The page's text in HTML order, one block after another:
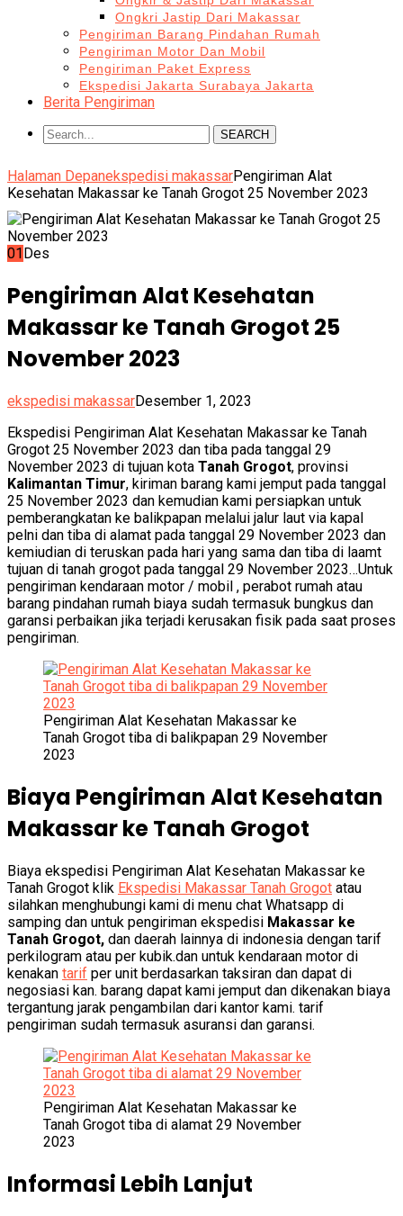
Ongkri Jastip Dari Makassar
Pengiriman Barang Pindahan Rumah
Pengiriman Motor Dan Mobil
Pengiriman Paket Express
Ekspedisi Jakarta Surabaya Jakarta
Berita Pengiriman
SEARCH
Halaman Depanekspedisi makassarPengiriman Alat
Kesehatan Makassar ke Tanah Grogot 25 November 2023
01Des
Pengiriman Alat Kesehatan
Makassar ke Tanah Grogot 25
November 2023
ekspedisi makassarDesember 1, 2023
Ekspedisi Pengiriman Alat Kesehatan Makassar ke Tanah
Grogot 25 November 2023 dan tiba pada tanggal 29
November 2023 di tujuan kota Tanah Grogot, provinsi
Kalimantan Timur, kiriman barang kami jemput pada tanggal
25 November 2023 dan kemudian kami persiapkan untuk
pemberangkatan ke balikpapan melalui jalur laut via kapal
pelni dan tiba di alamat pada tanggal 29 November 2023 dan
kemiudian di teruskan pada hari yang sama dan tiba di laamt
tujuan di tanah grogot pada tanggal 29 November 2023…Untuk
pengiriman kendaraan motor / mobil , perabot rumah atau
barang pindahan rumah biaya sudah termasuk bungkus dan
garansi perbaikan jika terjadi kerusakan fisik pada saat proses
pengiriman.
Pengiriman Alat Kesehatan Makassar ke
Tanah Grogot tiba di balikpapan 29 November
2023
Biaya Pengiriman Alat Kesehatan
Makassar ke Tanah Grogot
Biaya ekspedisi Pengiriman Alat Kesehatan Makassar ke
Tanah Grogot klik Ekspedisi Makassar Tanah Grogot atau
silahkan menghubungi kami di menu chat Whatsapp di
samping dan untuk pengiriman ekspedisi Makassar ke
Tanah Grogot, dan daerah lainnya di indonesia dengan tarif
perkilogram atau per kubik.dan untuk kendaraan motor di
kenakan tarif per unit berdasarkan taksiran dan dapat di
negosiasi kan. barang dapat kami jemput dan dikenakan biaya
tergantung jarak pengambilan dari kantor kami. tarif
pengiriman sudah termasuk asuransi dan garansi.
Pengiriman Alat Kesehatan Makassar ke
Tanah Grogot tiba di alamat 29 November
2023
Informasi Lebih Lanjut